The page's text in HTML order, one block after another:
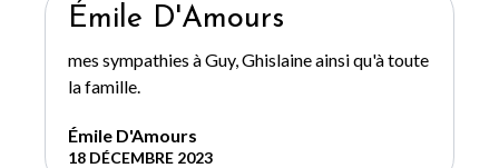
Émile D'Amours
mes sympathies à Guy, Ghislaine ainsi qu'à toute
la famille.
Émile D'Amours
18 DÉCEMBRE 2023